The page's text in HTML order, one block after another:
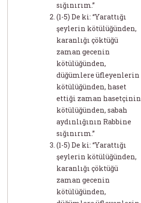
sığınırım.”
(1-5) De ki: “Yarattığı
şeylerin kötülüğünden,
karanlığı çöktüğü
zaman gecenin
kötülüğünden,
düğümlere üfleyenlerin
kötülüğünden, haset
ettiği zaman hasetçinin
kötülüğünden, sabah
aydınlığının Rabbine
sığınırım.”
(1-5) De ki: “Yarattığı
şeylerin kötülüğünden,
karanlığı çöktüğü
zaman gecenin
kötülüğünden,